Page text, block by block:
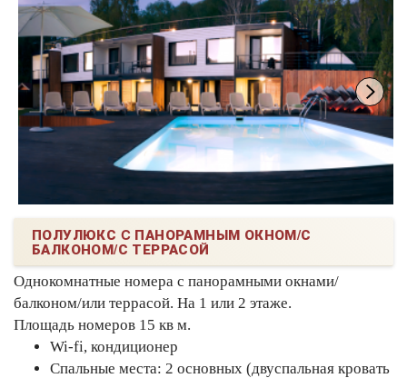
ПОЛУЛЮКС C ПАНОРАМНЫМ ОКНОМ/С
БАЛКОНОМ/С ТЕРРАСОЙ
Однокомнатные номера с панорамными окнами/
балконом/или террасой. На 1 или 2 этаже.
Площадь номеров 15 кв м.
Wi-fi, кондиционер
Спальные места: 2 основных (двуспальная кровать